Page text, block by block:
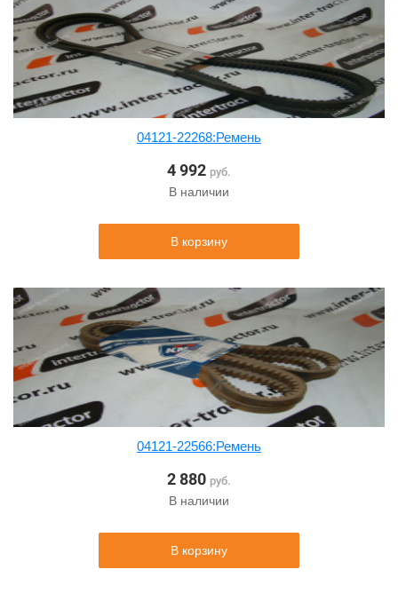
04121-22268:Ремень
4 992 руб.
В наличии
В корзину
04121-22566:Ремень
2 880 руб.
В наличии
В корзину